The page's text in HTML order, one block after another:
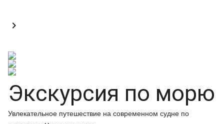

Экскурсия по морю
Увлекательное путешествие на современном судне по